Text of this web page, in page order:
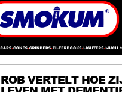
ROB VERTELT HOE